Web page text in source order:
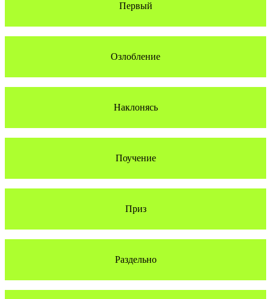
Первый
Озлобление
Наклонясь
Поучение
Приз
Раздельно